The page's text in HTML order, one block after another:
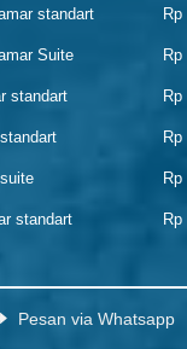
standart
Suite
standart
standart
Pesan via Whatsapp